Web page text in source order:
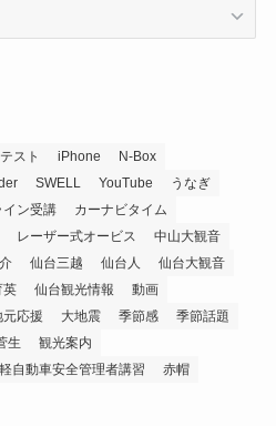
スト iPhone
N-Box
SWELL YouTube
うなぎ
イン受講
カーナビタイム
レーザー式オービス
中山大観音
仙台三越 仙台人
仙台大観音
英 仙台観光情報
動画
元応援 大地震 季節感
季節話題
生
観光案内
自動車安全管理者講習
赤帽